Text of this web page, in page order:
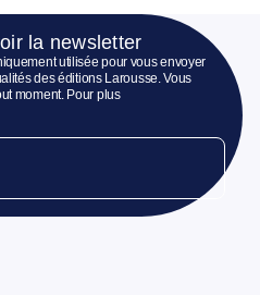
la newsletter
utilisée pour vous envoyer
des éditions Larousse. Vous
moment. Pour plus